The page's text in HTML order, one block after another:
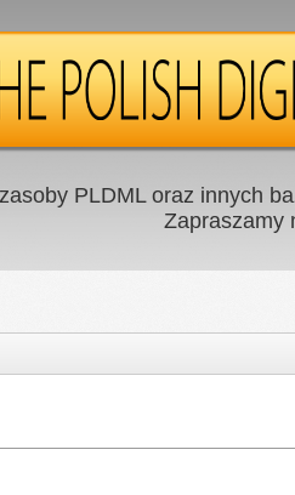
PLDML oraz innych
Zapraszamy